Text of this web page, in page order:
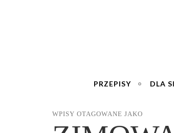
PRZEPISY DLA
WPISY OTAGOWANE JAKO